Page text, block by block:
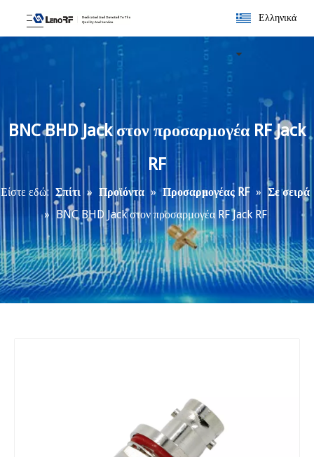
Ελληνικά
BNC BHD Jack στον προσαρμογέα RF Jack
RF
Είστε εδώ: Σπίτι » Προϊόντα » Προσαρμογέας RF » Σε σειρά
» BNC BHD Jack στον προσαρμογέα RF Jack RF